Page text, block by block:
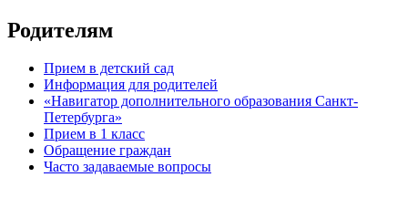
Родителям
Прием в детский сад
Информация для родителей
«Навигатор дополнительного образования Санкт-
Петербурга»
Прием в 1 класс
Обращение граждан
Часто задаваемые вопросы